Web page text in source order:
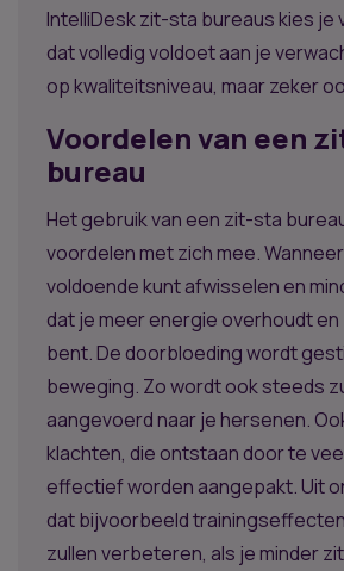
IntelliDesk zit-sta bureaus kies je
dat volledig voldoet aan je
op kwaliteitsniveau, maar zeker
Voordelen van een
bureau
Het gebruik van een zit-sta
voordelen met zich mee.
voldoende kunt afwisselen en
dat je meer energie overhoudt
bent. De doorbloeding wordt
beweging. Zo wordt ook steeds
aangevoerd naar je hersenen.
klachten, die ontstaan door te
effectief worden aangepakt. Uit
dat bijvoorbeeld
zullen verbeteren, als je minder